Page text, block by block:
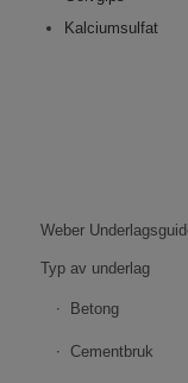
Kalciumsulfat
Weber
Typ av underlag
Betong
Cementbruk